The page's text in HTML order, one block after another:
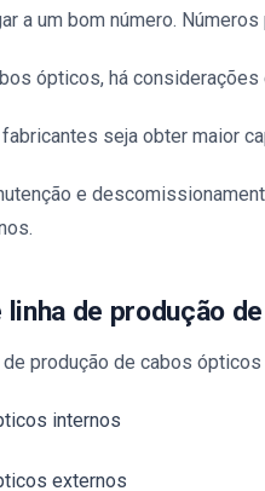
a um bom número.
ópticos, há
seja obter maior
e
de produção
produção de cabos
internos
externos